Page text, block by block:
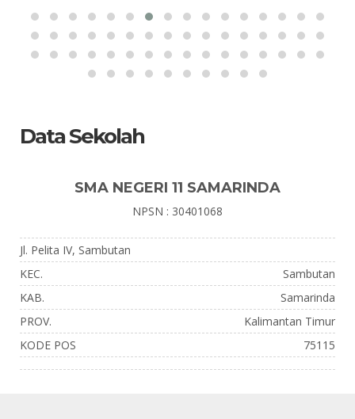
Data Sekolah
SMA NEGERI 11 SAMARINDA
NPSN : 30401068
Jl. Pelita IV, Sambutan
KEC.
Sambutan
KAB.
Samarinda
PROV.
Kalimantan Timur
KODE POS
75115